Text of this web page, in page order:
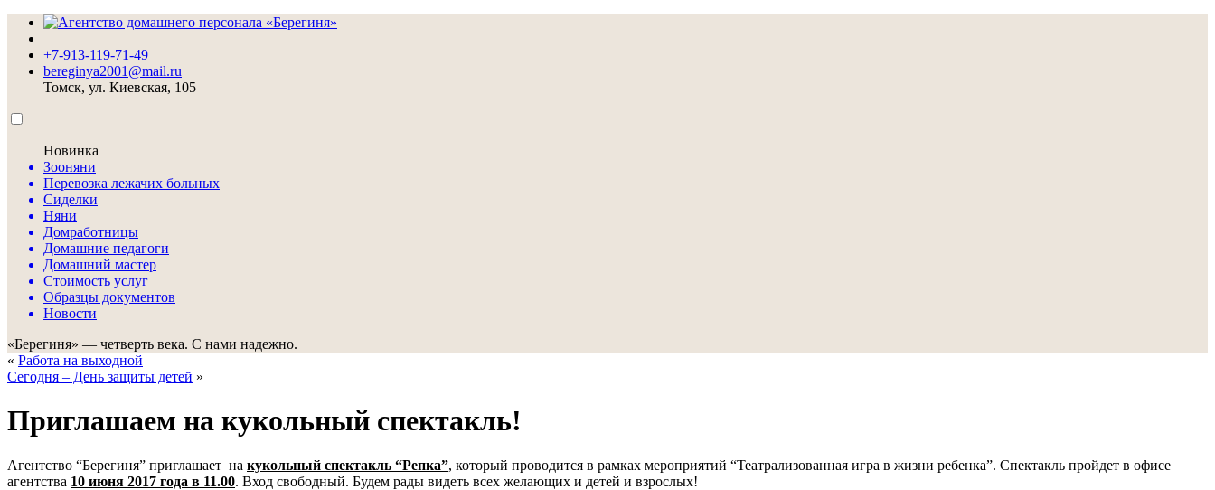
+7-913-119-71-49
bereginya2001@mail.ru
Томск, ул. Киевская, 105
Новинка
Зооняни
Перевозка лежачих больных
Сиделки
Няни
Домработницы
Домашние педагоги
Домашний мастер
Стоимость услуг
Образцы документов
Новости
«Берегиня» — четверть века. С нами надежно.
« Работа на выходной
Сегодня – День защиты детей »
Приглашаем на кукольный спектакль!
Агентство “Берегиня” приглашает на кукольный спектакль “Репка”, который проводится в рамках мероприятий “Театрализованная игра в жизни ребенка”. Спектакль пройдет в офисе
агентства 10 июня 2017 года в 11.00. Вход свободный. Будем рады видеть всех желающих и детей и взрослых!